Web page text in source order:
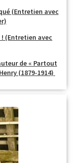
(Entretien avec
(Entretien avec
de « Partout
(1879-1914)